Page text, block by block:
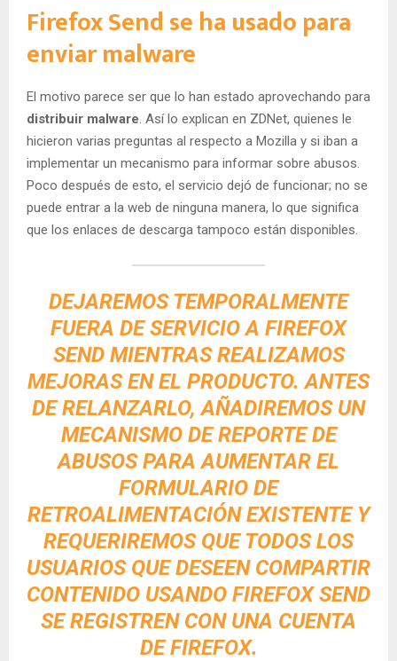
Firefox Send se ha usado para
enviar malware
El motivo parece ser que lo han estado aprovechando para
distribuir malware . Así lo explican en ZDNet, quienes le
hicieron varias preguntas al respecto a Mozilla y si iban a
implementar un mecanismo para informar sobre abusos.
Poco después de esto, el servicio dejó de funcionar; no se
puede entrar a la web de ninguna manera, lo que significa
que los enlaces de descarga tampoco están disponibles.
DEJAREMOS TEMPORALMENTE
FUERA DE SERVICIO A FIREFOX
SEND MIENTRAS REALIZAMOS
MEJORAS EN EL PRODUCTO. ANTES
DE RELANZARLO, AÑADIREMOS UN
MECANISMO DE REPORTE DE
ABUSOS PARA AUMENTAR EL
FORMULARIO DE
RETROALIMENTACIÓN EXISTENTE Y
REQUERIREMOS QUE TODOS LOS
USUARIOS QUE DESEEN COMPARTIR
CONTENIDO USANDO FIREFOX SEND
SE REGISTREN CON UNA CUENTA
DE FIREFOX.